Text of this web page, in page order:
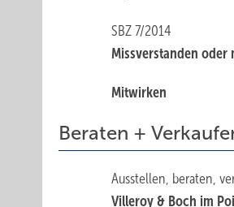
SBZ 7/2014
Missverstanden oder
Mitwirken
Beraten +
Ausstellen, beraten,
Villeroy & Boch im